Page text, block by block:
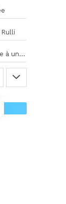
Greenwood frappe fort avec Fenerbahçe grâce à un but spectaculaire